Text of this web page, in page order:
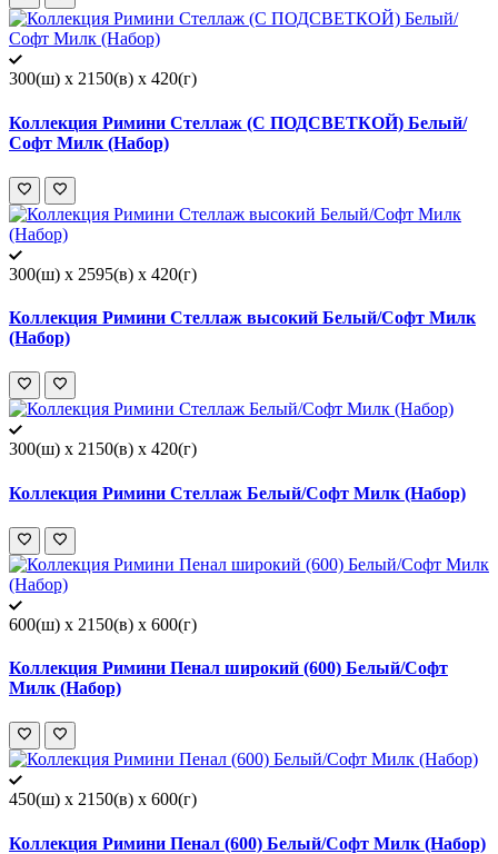
300(ш) x 2150(в) x 420(г)
Коллекция Римини Стеллаж (С ПОДСВЕТКОЙ) Белый/
Софт Милк (Набор)
300(ш) x 2595(в) x 420(г)
Коллекция Римини Стеллаж высокий Белый/Софт Милк
(Набор)
300(ш) x 2150(в) x 420(г)
Коллекция Римини Стеллаж Белый/Софт Милк (Набор)
600(ш) x 2150(в) x 600(г)
Коллекция Римини Пенал широкий (600) Белый/Софт
Милк (Набор)
450(ш) x 2150(в) x 600(г)
Коллекция Римини Пенал (600) Белый/Софт Милк (Набор)